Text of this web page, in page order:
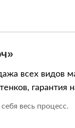
всех видов
гарантия
весь процесс.